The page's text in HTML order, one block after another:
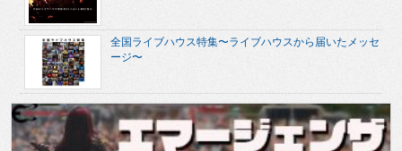
全国ライブハウス特集〜ライブハウスから届いたメッセ
ージ〜